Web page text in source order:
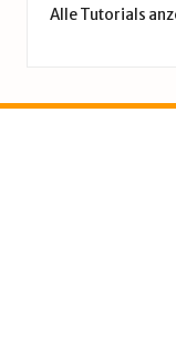
Alle Tutorials